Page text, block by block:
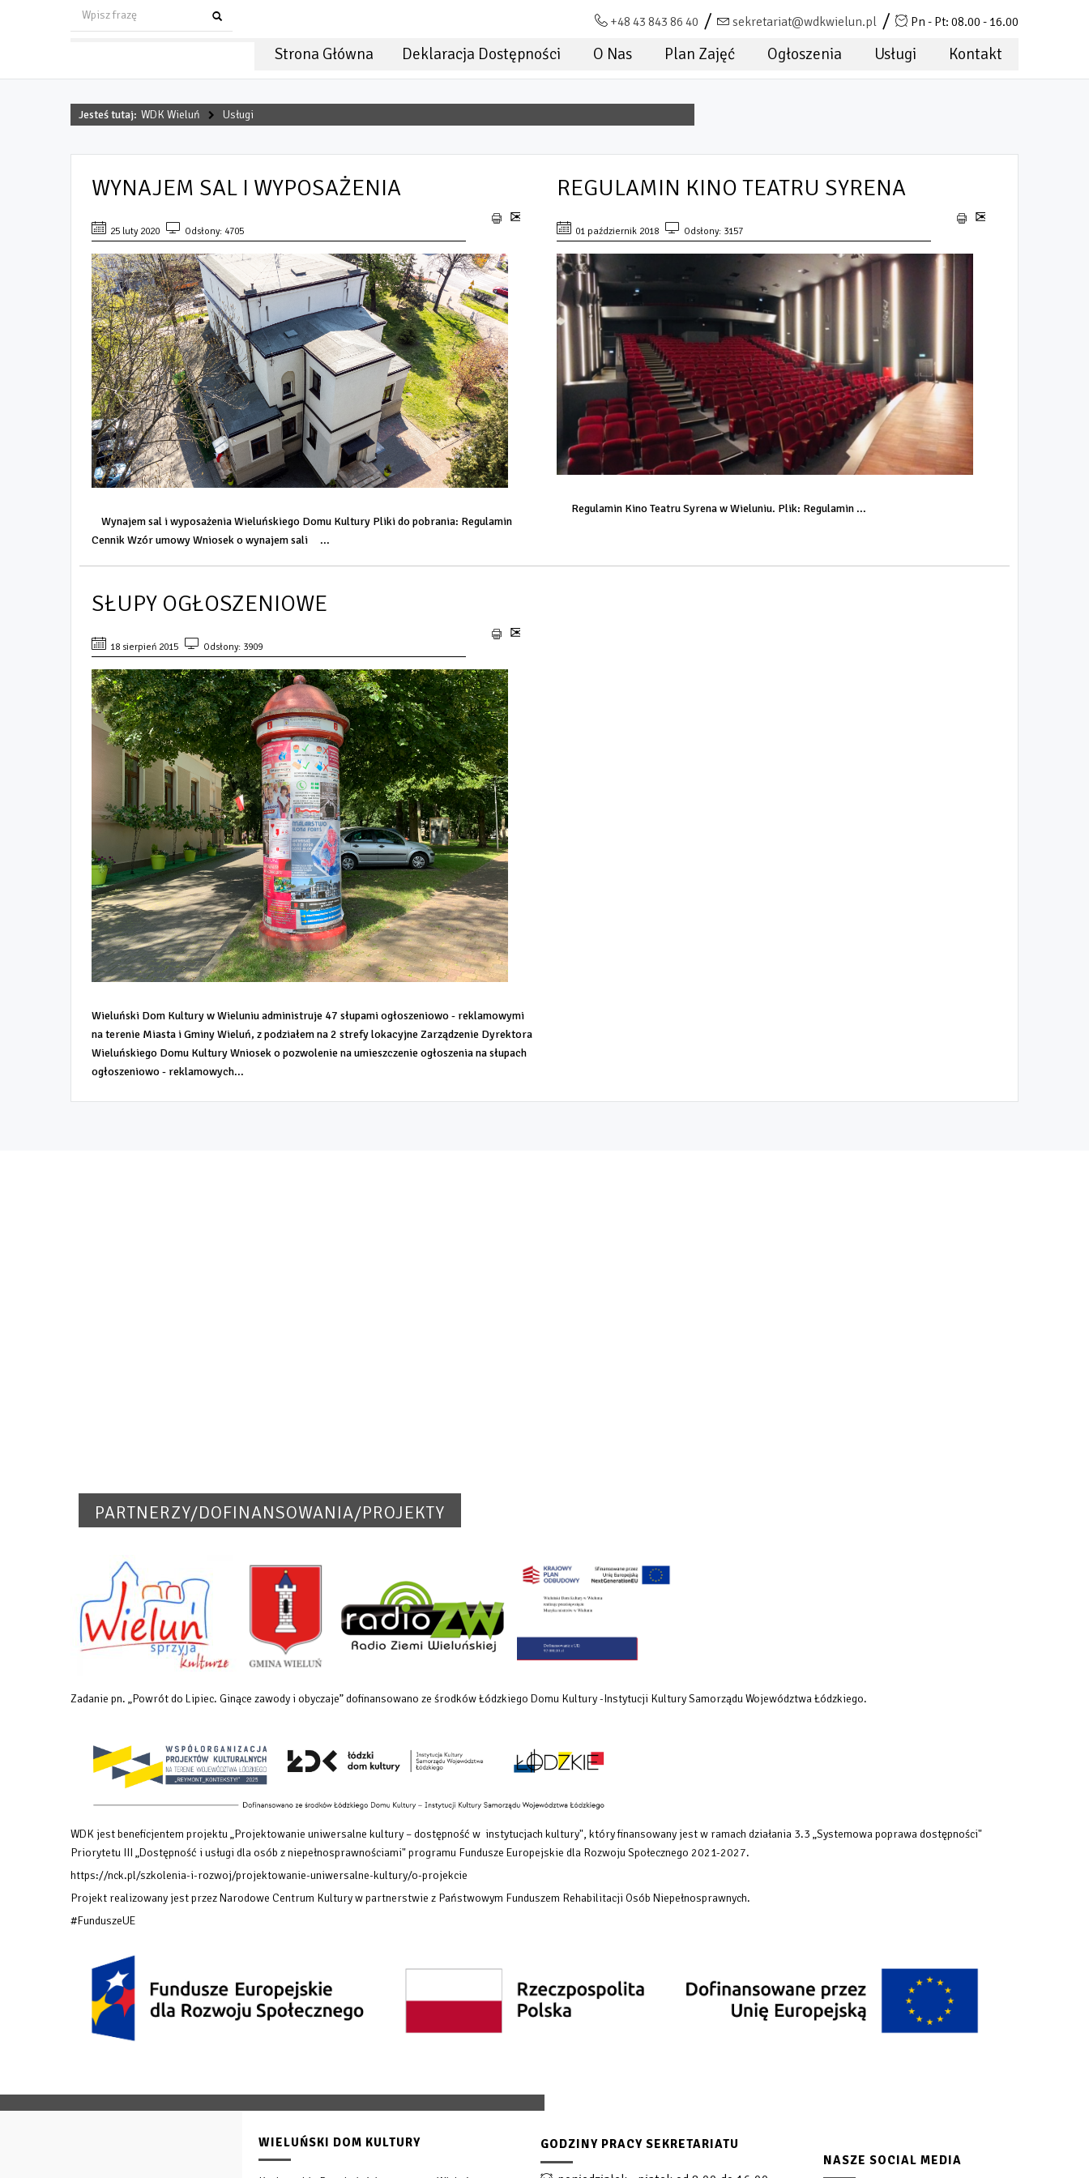
+48 43 843 86 40 sekretariat@wdkwielun.pl Pn - Pt: 08.00 - 16.00
Strona Główna Deklaracja Dostępności O Nas Plan Zajęć Ogłoszenia Usługi Kontakt
Jesteś tutaj: WDK Wieluń Usługi
WYNAJEM SAL I WYPOSAŻENIA
25 luty 2020 Odsłony: 4705
Wynajem sal i wyposażenia Wieluńskiego Domu Kultury Pliki do pobrania: Regulamin
Cennik Wzór umowy Wniosek o wynajem sali ...
REGULAMIN KINO TEATRU SYRENA
01 październik 2018 Odsłony: 3157
Regulamin Kino Teatru Syrena w Wieluniu. Plik: Regulamin ...
SŁUPY OGŁOSZENIOWE
18 sierpień 2015 Odsłony: 3909
Wieluński Dom Kultury w Wieluniu administruje 47 słupami ogłoszeniowo - reklamowymi
na terenie Miasta i Gminy Wieluń, z podziałem na 2 strefy lokacyjne Zarządzenie Dyrektora
Wieluńskiego Domu Kultury Wniosek o pozwolenie na umieszczenie ogłoszenia na słupach
ogłoszeniowo - reklamowych...
PARTNERZY/DOFINANSOWANIA/PROJEKTY
Zadanie pn. „Powrót do Lipiec. Ginące zawody i obyczaje” dofinansowano ze środków Łódzkiego Domu Kultury -Instytucji Kultury Samorządu Województwa Łódzkiego.
WDK jest beneficjentem projektu „Projektowanie uniwersalne kultury – dostępność w instytucjach kultury", który finansowany jest w ramach działania 3.3 „Systemowa poprawa dostępności"
Priorytetu III „Dostępność i usługi dla osób z niepełnosprawnościami" programu Fundusze Europejskie dla Rozwoju Społecznego 2021-2027.
https://nck.pl/szkolenia-i-rozwoj/projektowanie-uniwersalne-kultury/o-projekcie
Projekt realizowany jest przez Narodowe Centrum Kultury w partnerstwie z Państwowym Funduszem Rehabilitacji Osób Niepełnosprawnych.
#FunduszeUE
WIELUŃSKI DOM KULTURY GODZINY PRACY SEKRETARIATU
NASZE SOCIAL MEDIA